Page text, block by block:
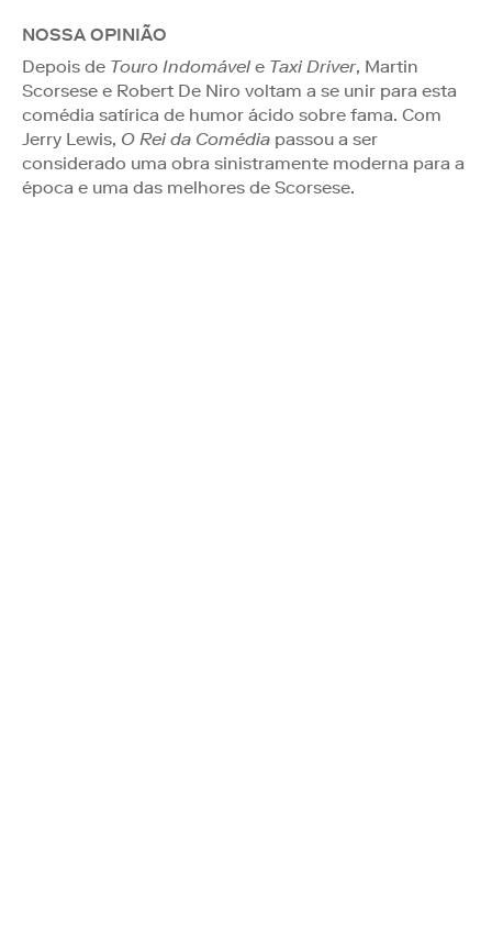
NOSSA OPINIÃO
Depois de Touro Indomável e Taxi Driver, Martin
Scorsese e Robert De Niro voltam a se unir para esta
comédia satírica de humor ácido sobre fama. Com
Jerry Lewis, O Rei da Comédia passou a ser
considerado uma obra sinistramente moderna para a
época e uma das melhores de Scorsese.